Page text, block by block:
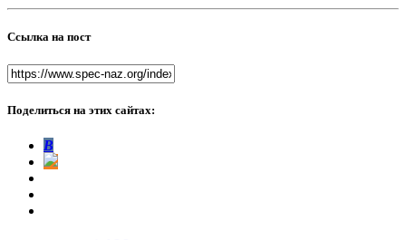
Ссылка на пост
Поделиться на этих сайтах:
В